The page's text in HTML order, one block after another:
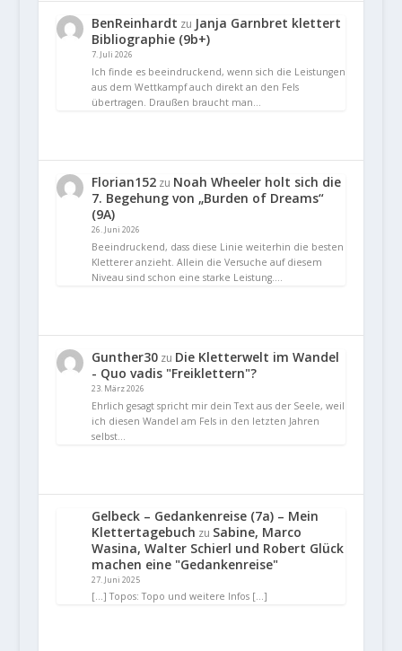
BenReinhardt zu Janja Garnbret klettert
Bibliographie (9b+)
7. Juli 2026
Ich finde es beeindruckend, wenn sich die Leistungen
aus dem Wettkampf auch direkt an den Fels
übertragen. Draußen braucht man…
Florian152zu Noah Wheeler holt sich die
7. Begehung von „Burden of Dreams“
(9A)
26. Juni 2026
Beeindruckend, dass diese Linie weiterhin die besten
Kletterer anzieht. Allein die Versuche auf diesem
Niveau sind schon eine starke Leistung.…
Gunther30zu Die Kletterwelt im Wandel
- Quo vadis "Freiklettern"?
23. März 2026
Ehrlich gesagt spricht mir dein Text aus der Seele, weil
ich diesen Wandel am Fels in den letzten Jahren
selbst…
Gelbeck – Gedankenreise (7a) – Mein
Klettertagebuch zu Sabine, Marco
Wasina, Walter Schierl und Robert Glück
machen eine "Gedankenreise"
27. Juni 2025
[…] Topos: Topo und weitere Infos […]